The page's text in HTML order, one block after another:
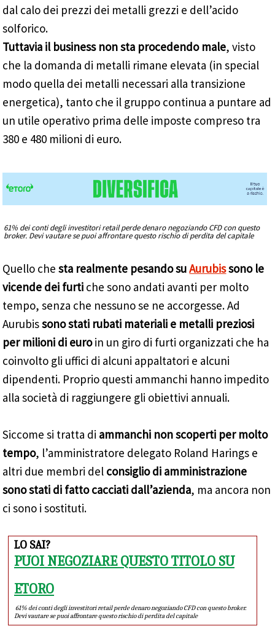
dal calo dei prezzi dei metalli grezzi e dell’acido
solforico.
Tuttavia il business non sta procedendo male, visto
che la domanda di metalli rimane elevata (in special
modo quella dei metalli necessari alla transizione
energetica), tanto che il gruppo continua a puntare ad
un utile operativo prima delle imposte compreso tra
380 e 480 milioni di euro.
61% dei conti degli investitori retail perde denaro negoziando CFD con questo
broker. Devi vautare se puoi affrontare questo rischio di perdita del capitale
Quello chesta realmente pesando suAurubissono le
vicende dei furti che sono andati avanti per molto
tempo, senza che nessuno se ne accorgesse. Ad
Aurubissono stati rubati materiali e metalli preziosi
per milioni di euroin un giro di furti organizzati che ha
coinvolto gli uffici di alcuni appaltatori e alcuni
dipendenti. Proprio questi ammanchi hanno impedito
alla società di raggiungere gli obiettivi annuali.
Siccome si tratta di ammanchi non scoperti per molto
tempo, l’amministratore delegato Roland Harings e
altri due membri del consiglio di amministrazione
sono stati di fatto cacciati dall’azienda, ma ancora non
ci sono i sostituti.
LO SAI?
PUOI NEGOZIARE QUESTO TITOLO SU
ETORO
61% dei conti degli investitori retail perde denaro negoziando CFD con questo broker.
Devi vautare se puoi affrontare questo rischio di perdita del capitale